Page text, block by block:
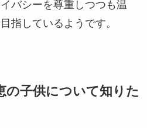
バシーを尊重しつつも温
指しているようです。
の子供について知りた